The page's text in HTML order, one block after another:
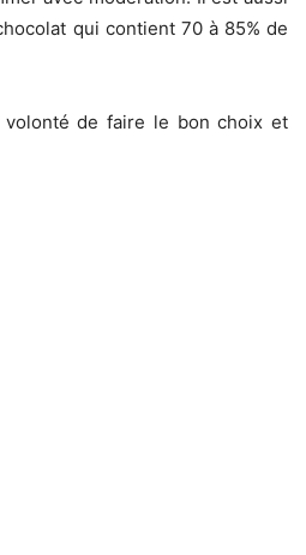
qui contient 70 à 85% de
volonté de faire le bon choix et